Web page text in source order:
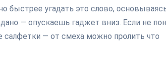
быстрее угадать это слово,
— опускаешь гаджет вниз. Если не
— от смеха можно пролить что